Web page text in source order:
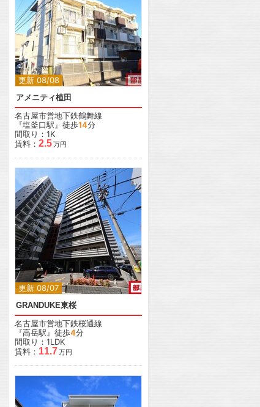
更新 08/08
アメニティ植田
名古屋市営地下鉄鶴舞線
『塩釜口駅』徒歩14分
間取り：1K
賃料： 2.5万円
更新 08/07
GRANDUKE東桜
名古屋市営地下鉄桜通線
『高岳駅』徒歩4分
間取り：1LDK
賃料： 11.7万円